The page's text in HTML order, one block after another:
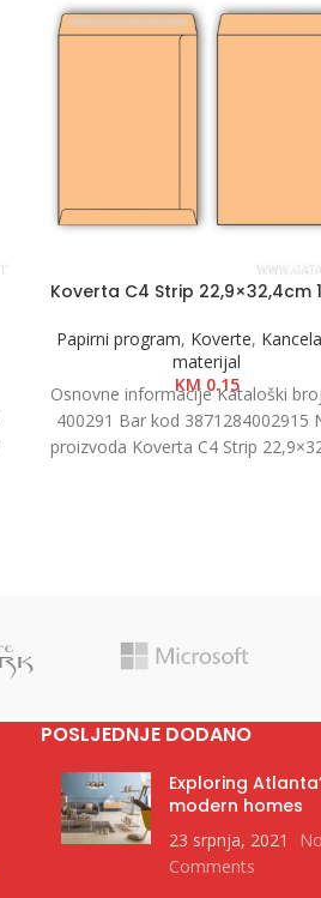
Koverta C4 Strip 22,9×32,4cm
Papirni program, Koverte,
materijal
KM0.15
Osnovne informacije Kataloški
400291 Bar kod 3871284002915
proizvoda Koverta C4 Strip
POSLJEDNJE DODANO
Exploring
modern homes
23 srpnja, 2021
No
Comments